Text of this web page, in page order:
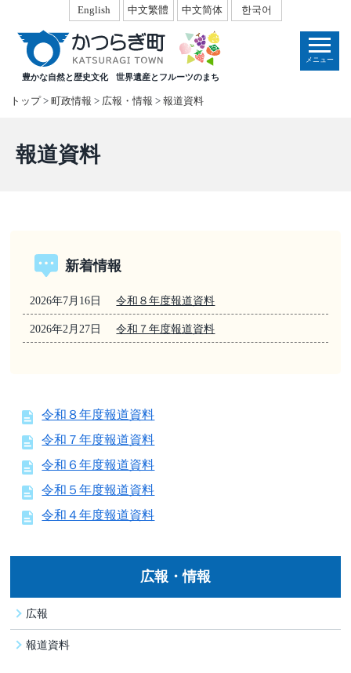
豊かな自然と歴史文化 世界遺産とフルーツのまち
English 中文繁體 中文简体 한국어
メニュー
トップ>町政情報 > 広報・情報 >報道資料
報道資料
新着情報
2026年7月16日 令和８年度報道資料
2026年2月27日 令和７年度報道資料
令和８年度報道資料
令和７年度報道資料
令和６年度報道資料
令和５年度報道資料
令和４年度報道資料
広報・情報
広報
報道資料